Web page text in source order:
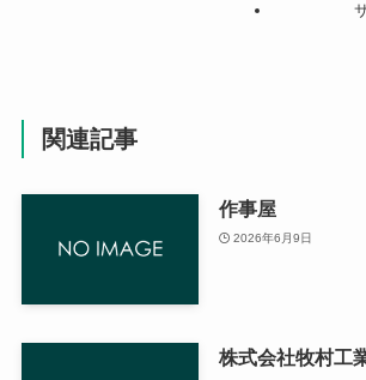
関連記事
作事屋
2026年6月9日
株式会社牧村工